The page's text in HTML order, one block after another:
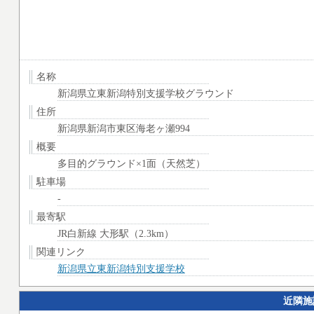
名称
新潟県立東新潟特別支援学校グラウンド
住所
新潟県新潟市東区海老ヶ瀬994
概要
多目的グラウンド×1面（天然芝）
駐車場
-
最寄駅
JR白新線 大形駅（2.3km）
関連リンク
新潟県立東新潟特別支援学校
近隣